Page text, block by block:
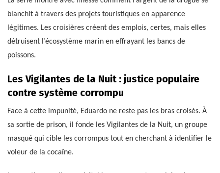
blanchit à travers des projets touristiques en apparence
légitimes. Les croisières créent des emplois, certes, mais elles
détruisent l’écosystème marin en effrayant les bancs de
poissons.
Les Vigilantes de la Nuit : justice populaire
contre système corrompu
Face à cette impunité, Eduardo ne reste pas les bras croisés. À
sa sortie de prison, il fonde les Vigilantes de la Nuit, un groupe
masqué qui cible les corrompus tout en cherchant à identifier le
voleur de la cocaïne.